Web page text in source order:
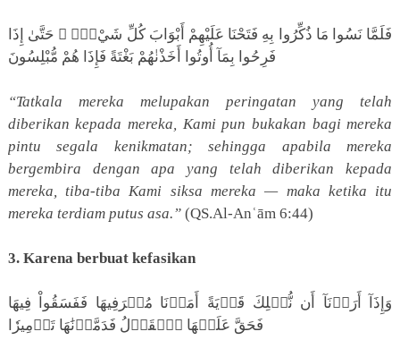
فَلَمَّا نَسُوا مَا ذُكِّرُوا بِهِ فَتَحْنَا عَلَيْهِمْ أَبْوَابَ كُلِّ شَيْءٍۢ ۖ حَتَّىٰ إِذَا
فَرِحُوا بِمَآ أُوتُوا أَخَذْنٰهُمْ بَغْتَةً فَإِذَا هُمْ مُّبْلِسُونَ
“Tatkala mereka melupakan peringatan yang telah
diberikan kepada mereka, Kami pun bukakan bagi mereka
pintu segala kenikmatan; sehingga apabila mereka
bergembira dengan apa yang telah diberikan kepada
mereka, tiba-tiba Kami siksa mereka — maka ketika itu
mereka terdiam putus asa.”(QS.Al-Anʿām 6:44)
3. Karena berbuat kefasikan
وَإِذَآ أَرَدۡنَآ أَن نُّهۡلِكَ قَرۡيَةً أَمَرۡنَا مُتۡرَفِيهَا فَفَسَقُواْ فِيهَا
فَحَقَّ عَلَيۡهَا ٱلۡقَوۡلُ فَدَمَّرۡنَٰهَا تَدۡمِيرٗا